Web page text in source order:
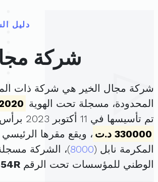
دليل
شركة
شركة مجال الخير هي شركة ذات
المحدودة، مسجلة تحت الهوية
تم تأسيسها في 11 أكتوبر 2023 برأس مال قدره
330000 د.ت
، ويقع مقرها
المكرمة نابل (8000)، الشركة
الوطني للمؤسسات تحت الرقم